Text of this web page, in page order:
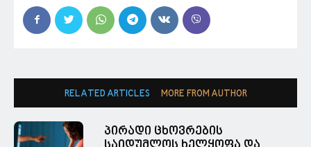
RELATED ARTICLES MORE FROM AUTHOR
პირადი ცხოვრების